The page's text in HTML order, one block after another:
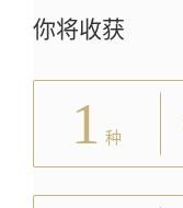
你将收获
1 种